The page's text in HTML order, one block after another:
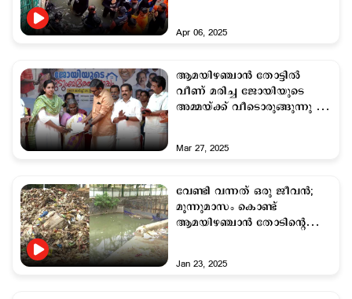
Apr 06, 2025
ആമയിഴഞ്ചാന്‍ തോട്ടില്‍
വീണ് മരിച്ച ജോയിയുടെ
അമ്മയ്ക്ക് വീടൊരുങ്ങുന്നു ;
Mar 27, 2025
വേണ്ടി വന്നത് ഒരു ജീവന്‍;
മൂന്നുമാസം കൊണ്ട്
ആമയിഴഞ്ചാന്‍ തോടിന്‍റെ
Jan 23, 2025